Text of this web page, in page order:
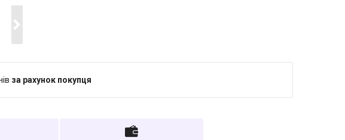
за рахунок покупця